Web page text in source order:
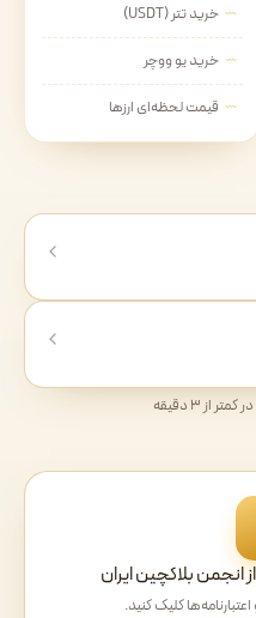
خرید تتر (USDT)
خرید یو ووچر
قیمت لحظه‌ای ارزها
از ۳ دقیقه
انجمن بلاکچین ایران
کلیک کنید.